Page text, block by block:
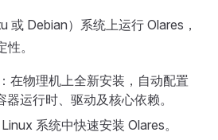
或 Debian）系统上运行 Olares，
。
在物理机上全新安装，自动配置
运行时、驱动及核心依赖。
Linux 系统中快速安装 Olares。